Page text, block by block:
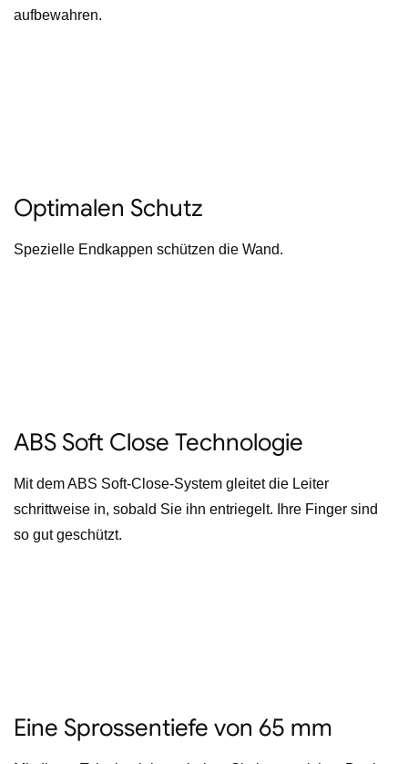
aufbewahren.
Optimalen Schutz
Spezielle Endkappen schützen die Wand.
ABS Soft Close Technologie
Mit dem ABS Soft-Close-System gleitet die Leiter
schrittweise in, sobald Sie ihn entriegelt. Ihre Finger sind
so gut geschützt.
Eine Sprossentiefe von 65 mm